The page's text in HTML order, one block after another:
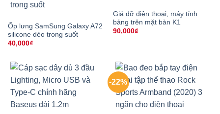
Ốp lưng SamSung Galaxy A72
silicone dẻo trong suốt
40,000₫
Giá đỡ điện thoại, máy tính
bảng trên mặt bàn K1
90,000₫
-22%